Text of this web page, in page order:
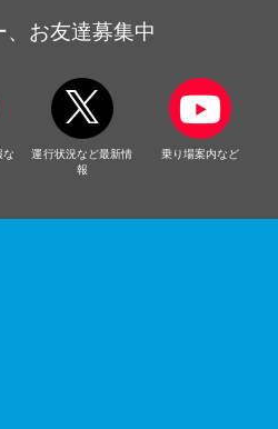
、お友達募集中
な
運行状況など最新情
報
乗り場案内など